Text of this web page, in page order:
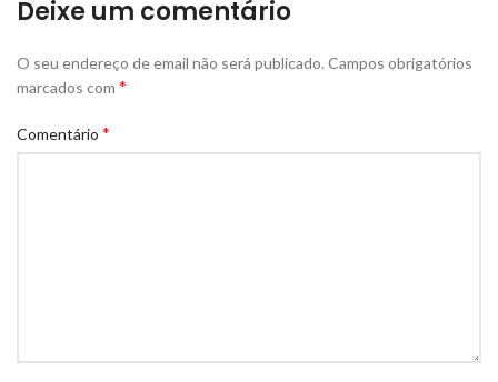
Deixe um comentário
O seu endereço de email não será publicado. Campos obrigatórios
marcados com *
Comentário *